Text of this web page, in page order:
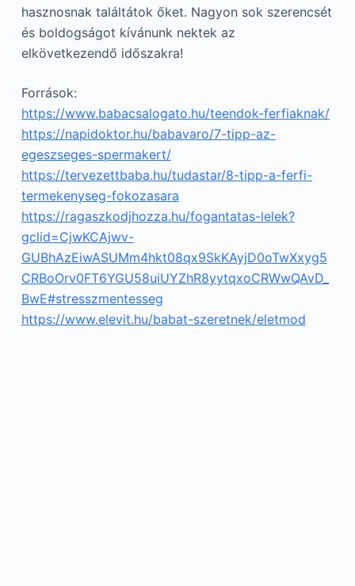
hasznosnak találtátok őket. Nagyon sok szerencsét
és boldogságot kívánunk nektek az
elkövetkezendő időszakra!
Források:
https://www.babacsalogato.hu/teendok-ferfiaknak/
https://napidoktor.hu/babavaro/7-tipp-az-
egeszseges-spermakert/
https://tervezettbaba.hu/tudastar/8-tipp-a-ferfi-
termekenyseg-fokozasara
https://ragaszkodjhozza.hu/fogantatas-lelek?
gclid=CjwKCAjwv-
GUBhAzEiwASUMm4hkt08qx9SkKAyjD0oTwXxyg5
CRBoOrv0FT6YGU58uiUYZhR8yytqxoCRWwQAvD_
BwE#stresszmentesseg
https://www.elevit.hu/babat-szeretnek/eletmod